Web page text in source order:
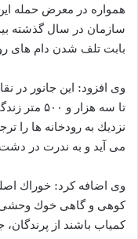
همواره در معرض حمله
سازمان در سال گذشته
بابت تلف شدن دام های
وی افزود: این جانور در
تا سه
نزدیك به رودخانه ها را
می آید و به ندرت در
وی اضافه کرد: خوراك
كوهی و گاهی خوك وحشی
كمیاب باشند از